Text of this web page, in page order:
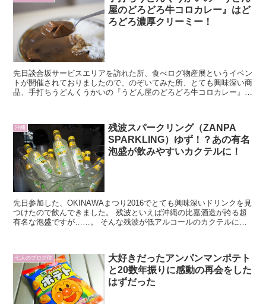
屋のどろどろ牛コロカレー』はど
ろどろ濃厚クリーミー！
先日談合坂サービスエリアを訪れた所、食べログ物産展というイベン
トが開催されておりましたので、のぞいてみた所、とても興味深い商
品、手打ちうどんくうかいの『うどん屋のどろどろ牛コロカレー』を
沖縄
残波スパークリング（ZANPA
SPARKLING）ゆず！？あの有名
泡盛が飲みやすいカクテルに！
先日参加した、OKINAWAまつり2016でとても興味深いドリンクを見
つけたので飲んできました。 残波といえば沖縄の比嘉酒造が誇る超
有名な泡盛ですが……。 そんな残波が低アルコールのカクテルにな
七人のブログ侍
大好きだったアンパンマンポテト
と20数年振りに感動の再会をした
はずだった